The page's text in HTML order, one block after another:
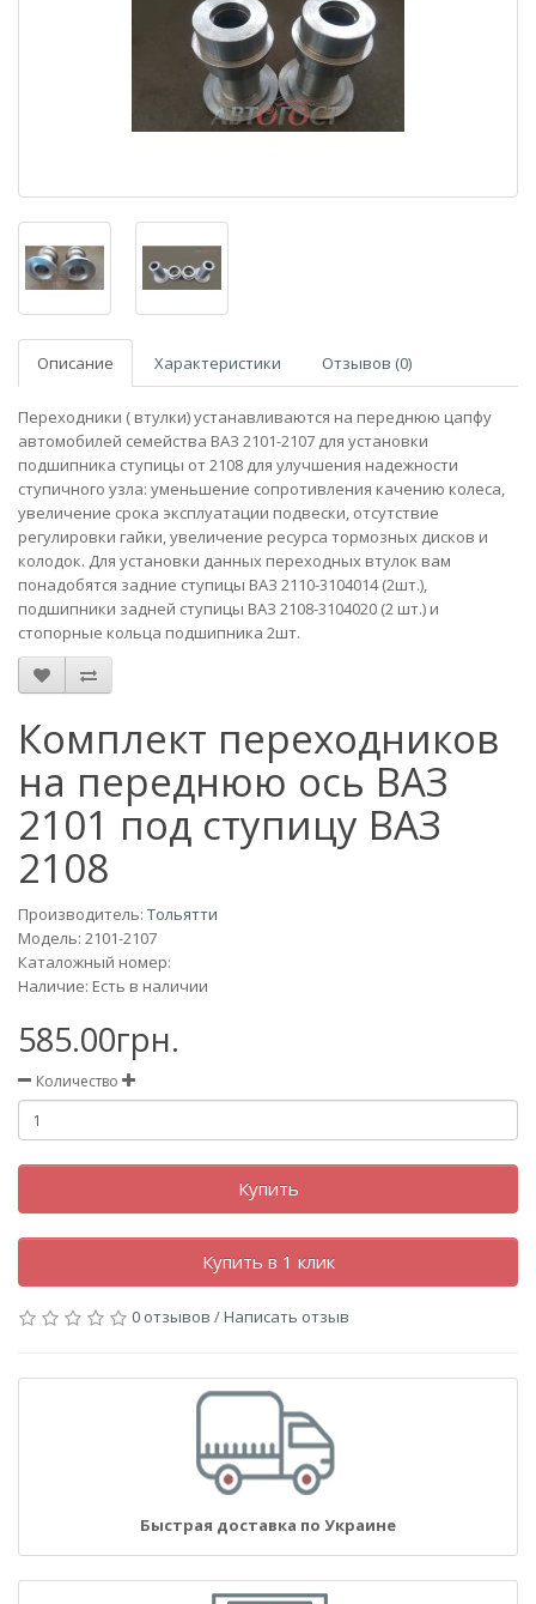
Описание Характеристики Отзывов (0)
Переходники ( втулки) устанавливаются на переднюю цапфу
автомобилей семейства ВАЗ 2101-2107 для установки
подшипника ступицы от 2108 для улучшения надежности
ступичного узла: уменьшение сопротивления качению колеса,
увеличение срока эксплуатации подвески, отсутствие
регулировки гайки, увеличение ресурса тормозных дисков и
колодок. Для установки данных переходных втулок вам
понадобятся задние ступицы ВАЗ 2110-3104014(2шт.),
подшипники задней ступицы ВАЗ 2108-3104020 (2 шт.) и
стопорные кольца подшипника 2шт.
Комплект переходников
на переднюю ось ВАЗ
2101 под ступицу ВАЗ
2108
Производитель: Тольятти
Модель: 2101-2107
Каталожный номер:
Наличие: Есть в наличии
585.00грн.
Количество
Купить
Купить в 1 клик
0 отзывов /Написать отзыв
Быстрая доставка по Украине